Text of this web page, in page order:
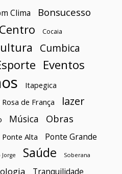
Clima Bonsucesso
Centro Cocaia
Cumbica
Eventos
Itapegica
Rosa de França
lazer
Música Obras
Ponte Alta Ponte Grande
Saúde Soberana
Tranquilidade